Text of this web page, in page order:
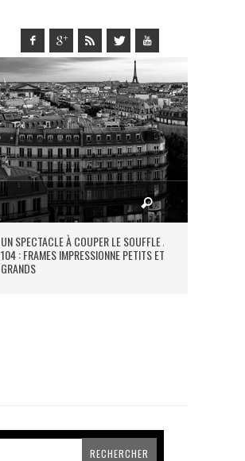
UN SPECTACLE À COUPER LE SOUFFLE AU
104 : FRAMES IMPRESSIONNE PETITS ET
GRANDS